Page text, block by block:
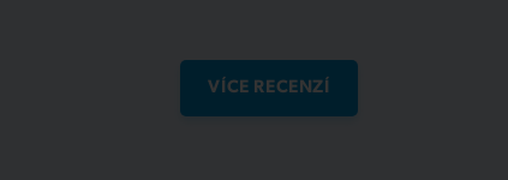
VÍCE RECENZÍ